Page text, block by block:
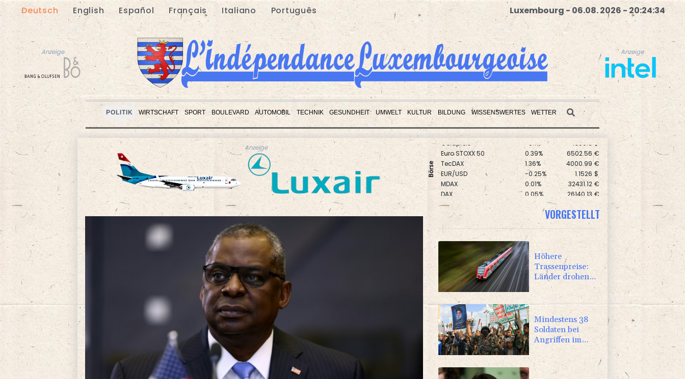
Deutsch English Español Français Italiano Português Luxembourg - 06.08. 2026 - 20:24:35
Anzeige Anzeige
POLITIK WIRTSCHAFT SPORT BOULEVARD AUTOMOBIL TECHNIK GESUNDHEIT UMWELT KULTUR BILDUNG WISSENSWERTES WETTER
Anzeige
Anzeige
Börse
Goldpreis -0.1% 4300.8
Euro STOXX 50
0.39% 6502.56 €
TecDAX
1.36% 4000.99 €
EUR/USD
-0.25% 1.1526 $
MDAX
0.01% 32431.12 €
DAX
0.05% 26140.13 €
SDAX
0.06% 18564.81 €
VORGESTELLT
Höhere
Trassenpreise:
Länder drohen
mit Klage
Mindestens 38
Soldaten bei
Angriffen im
Jemen getötet -
Huthis
reklamieren